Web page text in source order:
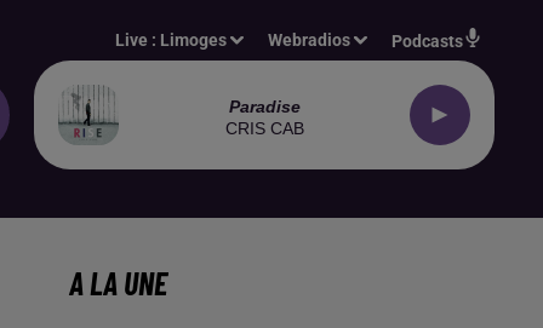
Live : Limoges Webradios Podcasts
Paradise
CRIS CAB
A LA UNE